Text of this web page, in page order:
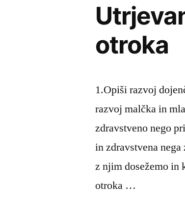
otroka
1.Opiši razvoj
razvoj malčka in
zdravstveno nego
in zdravstvena
z njim dosežemo in
otroka …